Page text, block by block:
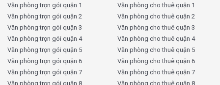
Giá thuê văn phòng Republic Plaza
Một trong những yếu tố quan trọng khi lựa chọn văn
phòng là mức giá thuê và các chi phí liên quan. Tại
Republic Plaza, giá thuê được định mức cạnh tranh,
phản ánh đúng chất lượng không gian làm việc và dịch
vụ đi kèm:
Văn phòng trọn gói quận 1
Văn phòng trọn gói quận 2
Văn phòng trọn gói quận 3
Văn phòng trọn gói quận 4
Văn phòng trọn gói quận 5
Văn phòng trọn gói quận 6
Văn phòng trọn gói quận 7
Văn phòng trọn gói quận 8
Văn phòng cho thuê quận 1
Văn phòng cho thuê quận 2
Văn phòng cho thuê quận 3
Văn phòng cho thuê quận 4
Văn phòng cho thuê quận 5
Văn phòng cho thuê quận 6
Văn phòng cho thuê quận 7
Văn phòng cho thuê quận 8